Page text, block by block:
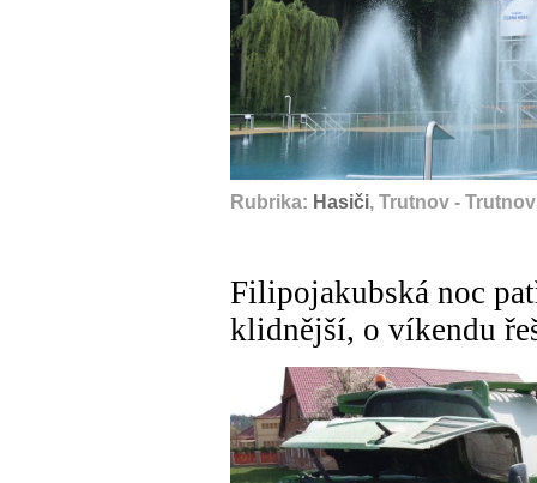
Rubrika: Hasiči, Trutnov -
Filipojakubská noc
klidnější, o víkendu